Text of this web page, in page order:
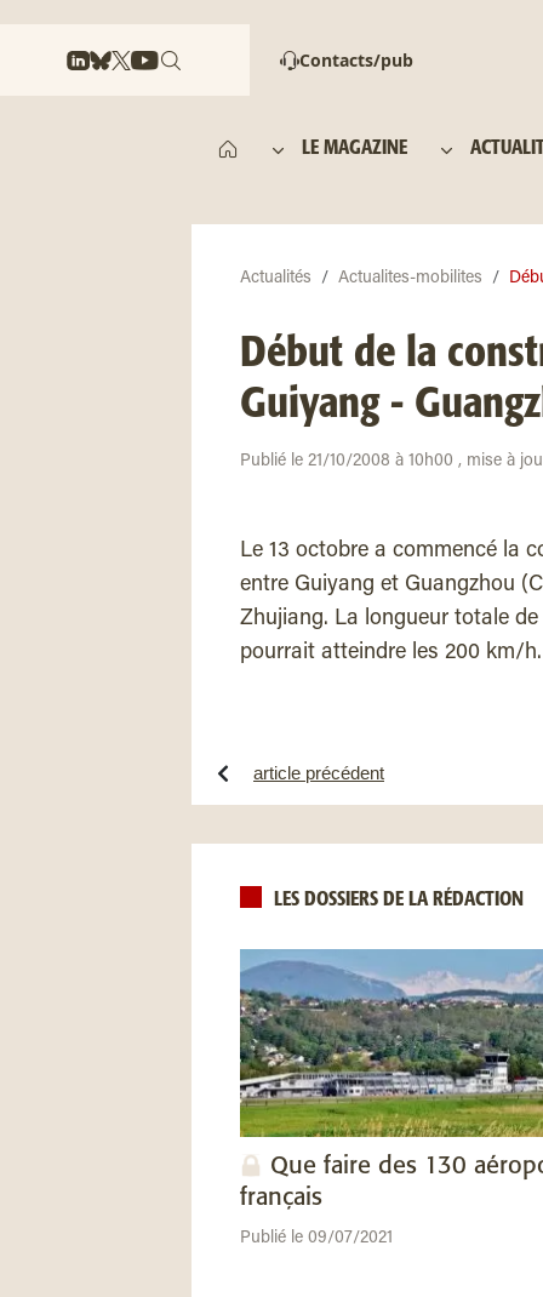
Contacts/pub
LE MAGAZINE
Actualités Actualites-mobilites
Début de la
Guiyang -
Publié le 21/10/2008 à 10h00 , mise à
Le 13 octobre a commencé la
entre Guiyang et Guangzhou
Zhujiang. La longueur totale
pourrait atteindre les 200 km/h.
article précédent
LES DOSSIERS DE LA RÉDACTION
Que faire des 130
français
Publié le 09/07/2021